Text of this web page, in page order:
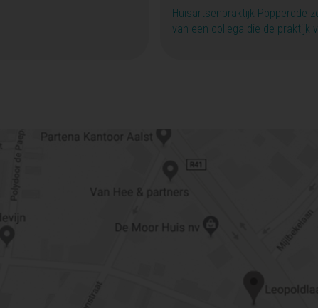
Huisartsenpraktijk Popperode
van een collega die de praktijk